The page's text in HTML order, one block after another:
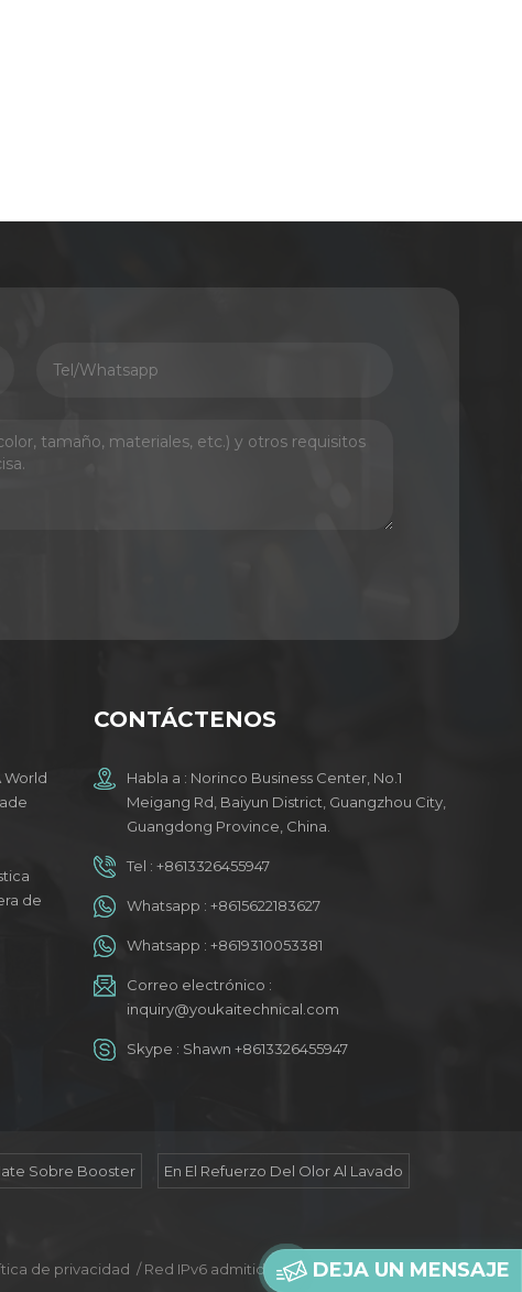
CONTÁCTENOS
Habla a : Norinco Business Center, No.1
Meigang Rd, Baiyun District, Guangzhou City,
Guangdong Province, China.
Tel : +8613326455947
Whatsapp : +8615622183627
Whatsapp : +8619310053381
Correo electrónico :
inquiry@youkaitechnical.com
Skype : Shawn +8613326455947
World
de
Sobre Booster En El Refuerzo Del Olor Al Lavado
de privacidad /Red IPv6 admitida DEJA UN MENSAJE